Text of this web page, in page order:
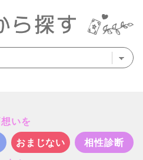
いを
おまじない
相性診断